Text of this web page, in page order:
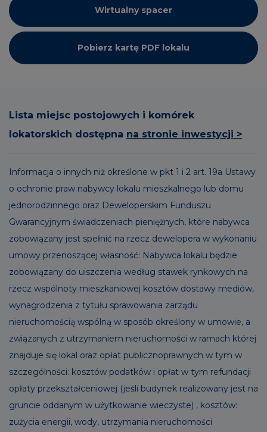
Wirtualny spacer
Pobierz kartę PDF lokalu
Lista miejsc postojowych i komórek
lokatorskich dostępna na stronie inwestycji >
Informacja o innych niż określone w pkt 1 i 2 art. 19a Ustawy
o ochronie praw nabywcy lokalu mieszkalnego lub domu
jednorodzinnego oraz Deweloperskim Funduszu
Gwarancyjnym świadczeniach pieniężnych, które nabywca
zobowiązany jest spełnić na rzecz dewelopera w wykonaniu
umowy przenoszącej własność: Nabywca lokalu będzie
zobowiązany do uiszczenia według stawek rynkowych na
rzecz wspólnoty mieszkaniowej kosztów dostawy mediów,
wynagrodzenia z tytułu sprawowania zarządu
nieruchomością wspólną w sposób określony w umowie, a
związanych z utrzymaniem nieruchomości w ramach której
znajduje się lokal oraz opłat publicznoprawnych w tym w
szczególności: kosztów podatków i opłat w tym refundacji
opłaty przekształceniowej (jeśli budynek realizowany jest na
gruncie oddanym w użytkowanie wieczyste) , kosztów:
zużycia energii, wody, utrzymania nieruchomości